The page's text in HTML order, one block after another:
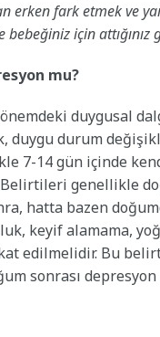
erken fark etmek ve
için attığınız
mu?
duygusal
durum
7-14 gün içinde
genellikle
hatta bazen
keyif alamama,
edilmelidir. Bu
sonrası